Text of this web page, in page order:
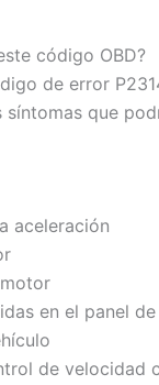
código OBD?
de error
que
aceleración
en el panel
de velocidad